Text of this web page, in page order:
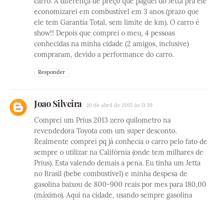
economizarei em combustível em 3 anos (prazo que
ele tem Garantia Total, sem limite de km). O carro é
show!! Depois que comprei o meu, 4 pessoas
conhecidas na minha cidade (2 amigos, inclusive)
compraram, devido a performance do carro.
Responder
Joao Silveira 10 de abril de 2015 às 11:39
Comprei um Prius 2013 zero quilometro na
revendedora Toyota com um super desconto.
Realmente comprei pq já conhecia o carro pelo fato de
sempre o utilizar na Califórnia (onde tem milhares de
Prius). Esta valendo demais a pena. Eu tinha um Jetta
no Brasil (bebe combustível) e minha despesa de
gasolina baixou de 800-900 reais por mes para 180,00
(máximo). Aqui na cidade, usando sempre gasolina